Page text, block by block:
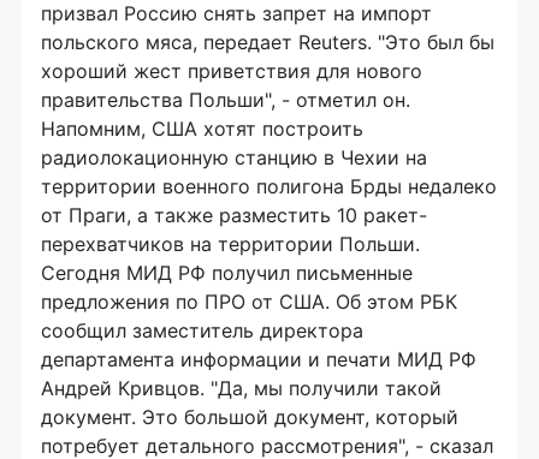
призвал Россию снять запрет на импорт
польского мяса, передает Reuters. "Это был бы
хороший жест приветствия для нового
правительства Польши", - отметил он.
Напомним, США хотят построить
радиолокационную станцию в Чехии на
территории военного полигона Брды недалеко
от Праги, а также разместить 10 ракет-
перехватчиков на территории Польши.
Сегодня МИД РФ получил письменные
предложения по ПРО от США. Об этом РБК
сообщил заместитель директора
департамента информации и печати МИД РФ
Андрей Кривцов. "Да, мы получили такой
документ. Это большой документ, который
потребует детального рассмотрения", - сказал